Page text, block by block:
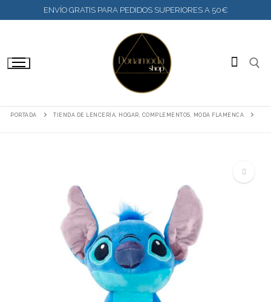
ENVÍO GRATIS PARA PEDIDOS SUPERIORES A 50€
PORTADA TIENDA DE LENCERÍA, HOGAR, COMPLEMENTOS, MODA FLAMENCA